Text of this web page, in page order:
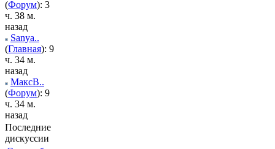
(Форум): 3
ч. 38 м.
назад
Sanya..
(Главная): 9
ч. 34 м.
назад
МаксВ..
(Форум): 9
ч. 34 м.
назад
Последние
дискуссии